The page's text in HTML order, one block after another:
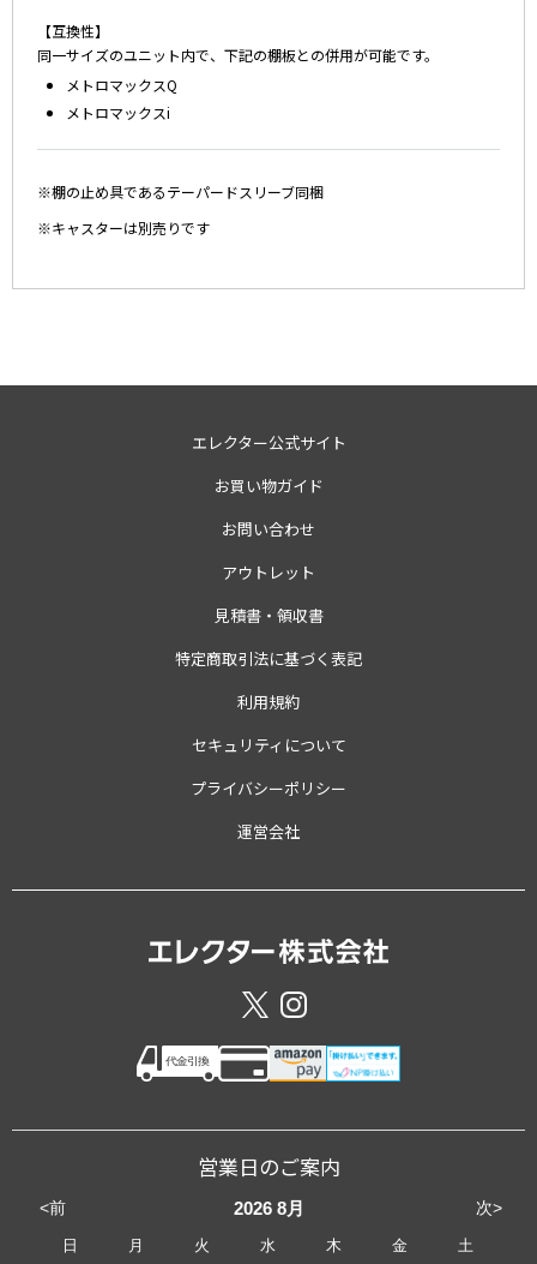
【互換性】
同一サイズのユニット内で、下記の棚板との併用が可能です。
メトロマックスQ
メトロマックスi
※棚の止め具であるテーパードスリーブ同梱
※キャスターは別売りです
エレクター公式サイト
お買い物ガイド
お問い合わせ
アウトレット
見積書・領収書
特定商取引法に基づく表記
利用規約
セキュリティについて
プライバシーポリシー
運営会社
営業日のご案内
<前 次>
2026 8月
日 月 火 水 木 金 土